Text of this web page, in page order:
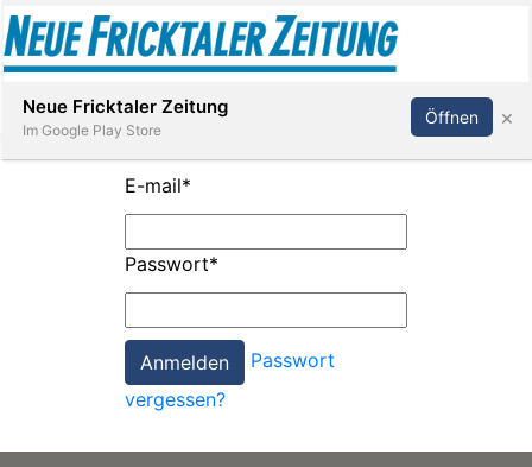
Paper
Abonnieren Anmelden
E-mail*
Passwort*
Passwort
vergessen?
Neue Fricktaler Zeitung
Im Google Play Store
Öffnen ×